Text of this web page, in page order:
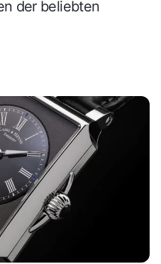
der beliebten